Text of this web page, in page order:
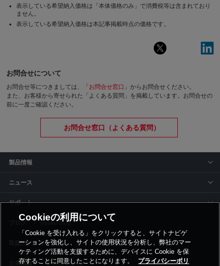
表示している希望納入価格は「本体価格のみ」で消費税等は含まれており
ません。
表示している希望納入価格は本記事掲載時点の価格です。
お問合せについて
お問合せ等につきましては、「 お問合せ窓口 」からお問合せください。
また、お客様から寄せられた「よくある質問」を掲載しています。お問合せの
前に一度ご確認ください。
お問合せ窓口（よくある質問）
製品情報
ニュース
サポート
siyaku-blog
取扱いメーカー
事業所一覧
Cookieの利用について
「Cookie を受け入れる」をクリックすると、サイトナビゲ
ーションを強化し、サイトの使用状況を分析し、弊社のマー
ケティング活動を支援するために、デバイスに Cookie を保
存することに同意したことになります。
プライバシーポリ